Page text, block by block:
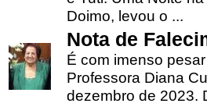
Doimo, levou o ...
Nota de
É com imenso
Professora Diana
dezembro de 2023.